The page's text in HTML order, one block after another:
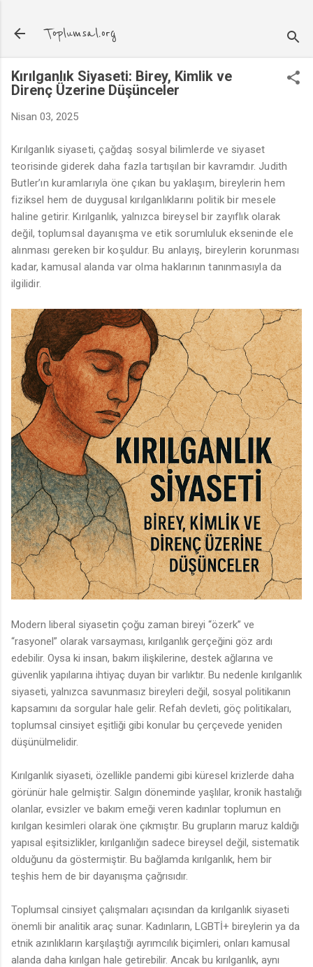
Toplumsal.org
Kırılganlık Siyaseti: Birey, Kimlik ve
Direnç Üzerine Düşünceler
Nisan 03, 2025
Kırılganlık siyaseti, çağdaş sosyal bilimlerde ve siyaset
teorisinde giderek daha fazla tartışılan bir kavramdır. Judith
Butler’ın kuramlarıyla öne çıkan bu yaklaşım, bireylerin hem
fiziksel hem de duygusal kırılganlıklarını politik bir mesele
haline getirir. Kırılganlık, yalnızca bireysel bir zayıflık olarak
değil, toplumsal dayanışma ve etik sorumluluk ekseninde ele
alınması gereken bir koşuldur. Bu anlayış, bireylerin korunması
kadar, kamusal alanda var olma haklarının tanınmasıyla da
ilgilidir.
Modern liberal siyasetin çoğu zaman bireyi “özerk” ve
“rasyonel” olarak varsayması, kırılganlık gerçeğini göz ardı
edebilir. Oysa ki insan, bakım ilişkilerine, destek ağlarına ve
güvenlik yapılarına ihtiyaç duyan bir varlıktır. Bu nedenle kırılganlık
siyaseti, yalnızca savunmasız bireyleri değil, sosyal politikanın
kapsamını da sorgular hale gelir. Refah devleti, göç politikaları,
toplumsal cinsiyet eşitliği gibi konular bu çerçevede yeniden
düşünülmelidir.
Kırılganlık siyaseti, özellikle pandemi gibi küresel krizlerde daha
görünür hale gelmiştir. Salgın döneminde yaşlılar, kronik hastalığı
olanlar, evsizler ve bakım emeği veren kadınlar toplumun en
kırılgan kesimleri olarak öne çıkmıştır. Bu grupların maruz kaldığı
yapısal eşitsizlikler, kırılganlığın sadece bireysel değil, sistematik
olduğunu da göstermiştir. Bu bağlamda kırılganlık, hem bir
teşhis hem de bir dayanışma çağrısıdır.
Toplumsal cinsiyet çalışmaları açısından da kırılganlık siyaseti
önemli bir analitik araç sunar. Kadınların, LGBTİ+ bireylerin ya da
etnik azınlıkların karşılaştığı ayrımcılık biçimleri, onları kamusal
alanda daha kırılgan hale getirebilir. Ancak bu kırılganlık, aynı